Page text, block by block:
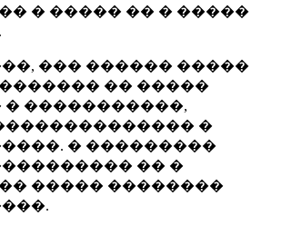
� ����� �� � �����
��� ������ �����
�� �����
� �����������,
�
� ���������
�� �
����� ��������